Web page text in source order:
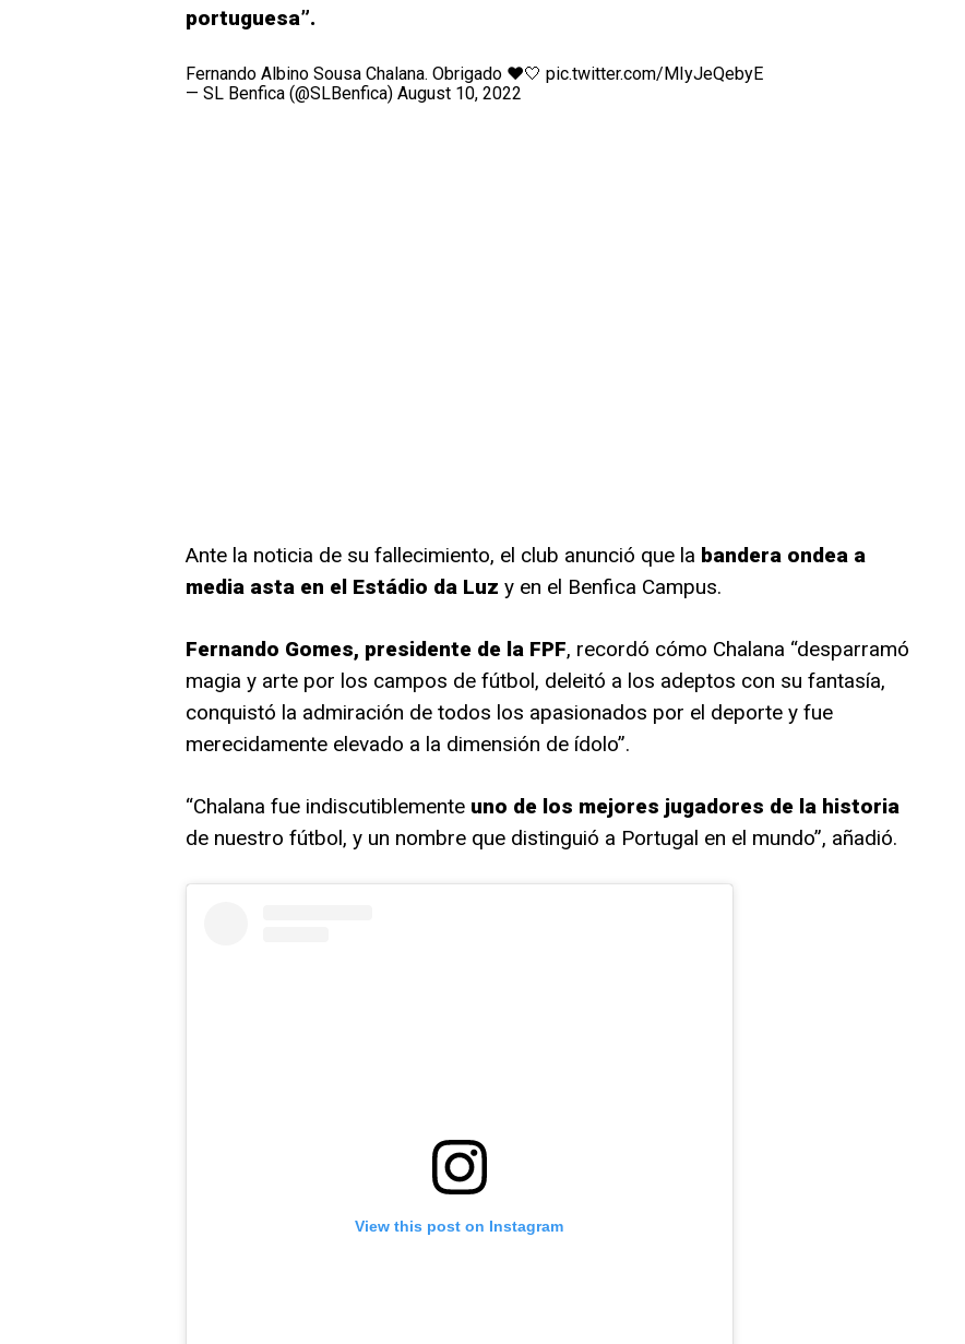
portuguesa”.
Fernando Albino Sousa Chalana. Obrigado ❤️🤍 pic.twitter.com/MIyJeQebyE
— SL Benfica (@SLBenfica) August 10, 2022
Ante la noticia de su fallecimiento, el club anunció que la bandera ondea a
media asta en el Estádio da Luz y en el Benfica Campus.
Fernando Gomes, presidente de la FPF, recordó cómo Chalana “desparramó
magia y arte por los campos de fútbol, deleitó a los adeptos con su fantasía,
conquistó la admiración de todos los apasionados por el deporte y fue
merecidamente elevado a la dimensión de ídolo”.
“Chalana fue indiscutiblemente uno de los mejores jugadores de la historia
de nuestro fútbol, y un nombre que distinguió a Portugal en el mundo”, añadió.
View this post on Instagram